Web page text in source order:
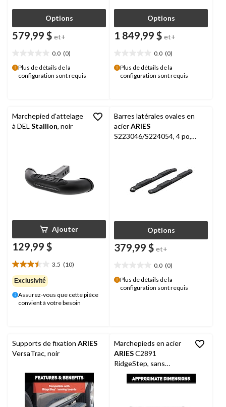
Options
579,99 $ et+
0.0 (0)
étoile(s)
sur
Plus de détails de la
configuration sont requis
Options
1 849,99 $ et+
0.0 (0)
étoile(s)
sur
Plus de détails de la
configuration sont requis
Marchepied d'attelage
à DEL Stallion, noir
Ajouter
129,99 $
3.5 (10)
3.5
étoile(s)
sur
5.
10
Exclusivité
Assurez-vous que cette pièce
convient à votre besoin
Barres latérales ovales en
acierARIES
S223046/S224054, 4 po,
Options
379,99 $ et+
0.0 (0)
étoile(s)
sur
Plus de détails de la
configuration sont requis
Supports de fixation ARIES
VersaTrac, noir
Marchepieds en acier
ARIESC2891
RidgeStep, sans
supports, 6,5 x 91 po,